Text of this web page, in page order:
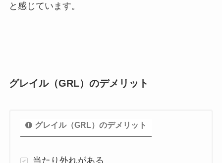
と感じています。
グレイル（GRL）のデメリット
グレイル（GRL）のデメリット
当たり外れがある